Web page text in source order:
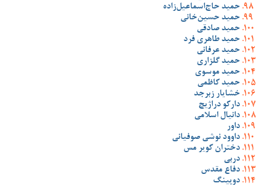
حمید حاج‌اسماعیل‌زاده
حمید حسین‌خانی
حمید صادقی
حمید طاهری فرد
حمید عرفانی
حمید گلزاری
حمید موسوی
حمید کاظمی
خشایار زبرجد
دارکو دراژیچ
دانیال اسلامی
داور
داوود نوشی صوفیانی
دختران کویر مس
دربی
دفاع مقدس
دوپینگ